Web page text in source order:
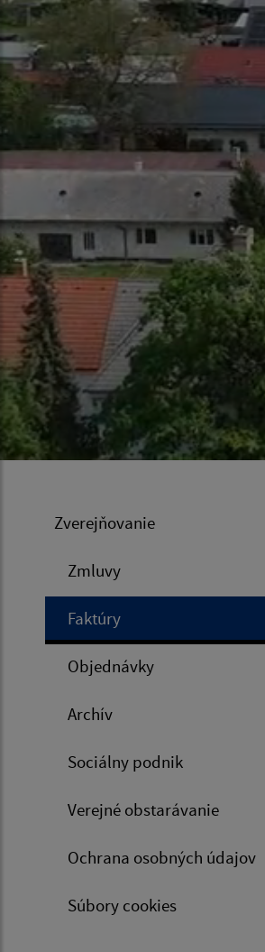
Zverejňovanie
Zmluvy
Faktúry
Objednávky
Archív
Sociálny podnik
Verejné obstarávanie
Ochrana osobných údajov
Súbory cookies